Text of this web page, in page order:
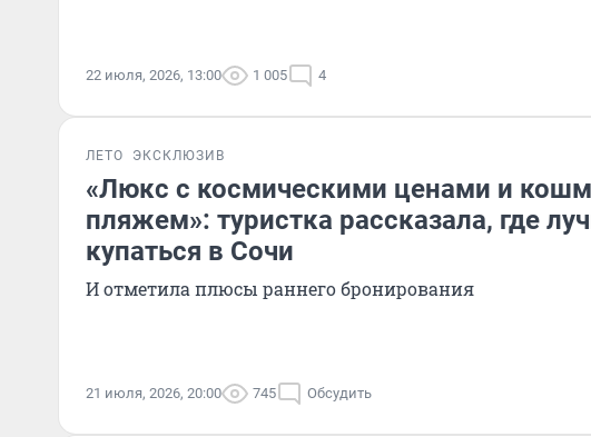
22 июля, 2026, 13:00 1 005 4
ЛЕТО ЭКСКЛЮЗИВ
«Люкс с космическими ценами и
пляжем»: туристка рассказала, где
купаться в Сочи
И отметила плюсы раннего бронирования
21 июля, 2026, 20:00 745 Обсудить